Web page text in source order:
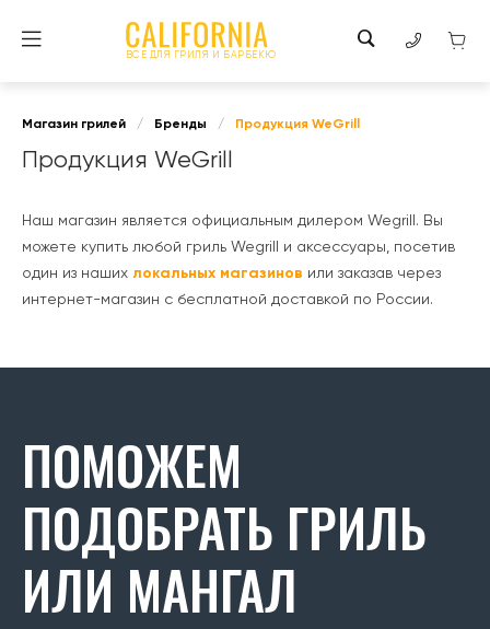
ВСЕ ДЛЯ ГРИЛЯ И БАРБЕКЮ
Магазин грилей / Бренды / Продукция WeGrill
Продукция WeGrill
Наш магазин является официальным дилером Wegrill. Вы
можете купить любой гриль Wegrill и аксессуары, посетив
один из наших локальных магазинов или заказав через
интернет-магазин с бесплатной доставкой по России.
ПОМОЖЕМ
ПОДОБРАТЬ ГРИЛЬ
ИЛИ МАНГАЛ